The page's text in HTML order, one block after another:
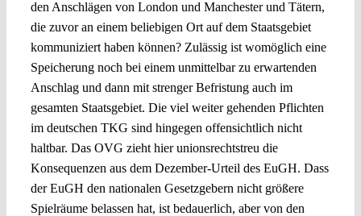
den Anschlägen von London und Manchester und Tätern,
die zuvor an einem beliebigen Ort auf dem Staatsgebiet
kommuniziert haben können? Zulässig ist womöglich eine
Speicherung noch bei einem unmittelbar zu erwartenden
Anschlag und dann mit strenger Befristung auch im
gesamten Staatsgebiet. Die viel weiter gehenden Pflichten
im deutschen TKG sind hingegen offensichtlich nicht
haltbar. Das OVG zieht hier unionsrechtstreu die
Konsequenzen aus dem Dezember-Urteil des EuGH. Dass
der EuGH den nationalen Gesetzgebern nicht größere
Spielräume belassen hat, ist bedauerlich, aber von den